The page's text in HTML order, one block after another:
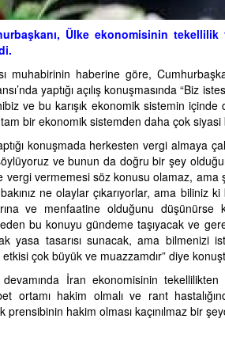
Ülke ekonomisinin
muhabirinin haberine göre,
yaptığı açılış konuşmasında “Biz
ve bu karışık ekonomik sistemin içinde
bir ekonomik sistemden daha çok
konuşmada herkesten vergi almaya
ve bunun da doğru bir şey
vergi vermemesi söz konusu olamaz,
ne olaylar çıkarıyorlar, ama biliniz
ve menfaatine olduğunu
bu konuyu gündeme taşıyacak ve
yasa tasarısı sunacak, ama bilmenizi
çok büyük ve muazzamdır” diye
İran ekonomisinin tekellilikten
ortamı hakim olmalı ve rant
prensibinin hakim olması kaçınılmaz bir